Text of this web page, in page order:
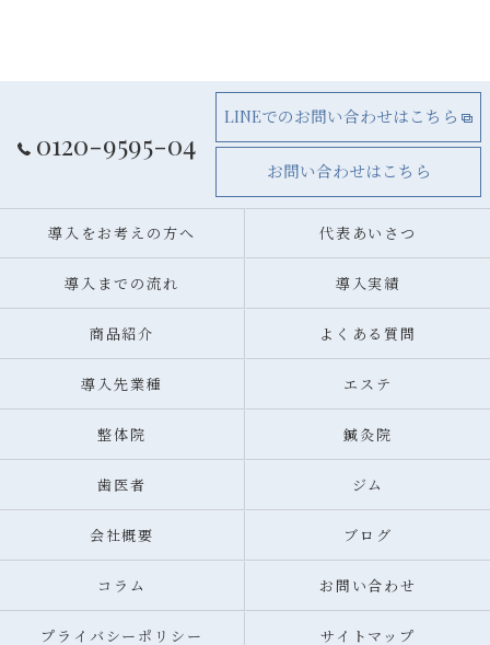
0120-9595-04
LINEでのお問い合わせはこちら
お問い合わせはこちら
導入をお考えの方へ 代表あいさつ
導入までの流れ 導入実績
商品紹介 よくある質問
導入先業種 エステ
整体院 鍼灸院
歯医者 ジム
会社概要 ブログ
コラム お問い合わせ
プライバシーポリシー サイトマップ